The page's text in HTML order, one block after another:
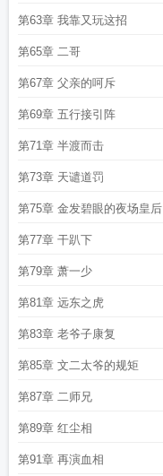
第63章 我靠又玩这招
第65章 二哥
第67章 父亲的呵斥
第69章 五行接引阵
第71章 半渡而击
第73章 天谴道罚
第75章 金发碧眼的夜场皇后
第77章 干趴下
第79章 萧一少
第81章 远东之虎
第83章 老爷子康复
第85章 文二太爷的规矩
第87章 二师兄
第89章 红尘相
第91章 再演血相